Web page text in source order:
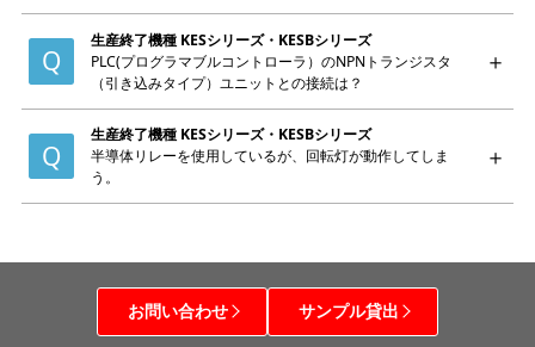
生産終了機種 KESシリーズ・KESBシリーズ
PLC(プログラマブルコントローラ）のNPNトランジスタ
（引き込みタイプ）ユニットとの接続は？
生産終了機種 KESシリーズ・KESBシリーズ
半導体リレーを使用しているが、回転灯が動作してしま
う。
お問い合わせ サンプル貸出